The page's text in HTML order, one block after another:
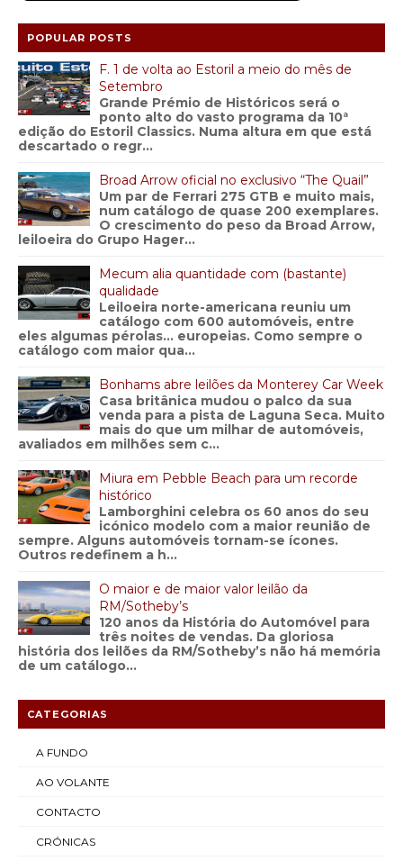
POPULAR POSTS
F. 1 de volta ao Estoril a meio do mês de
Setembro
Grande Prémio de Históricos será o
ponto alto do vasto programa da 10ª
edição do Estoril Classics. Numa altura em que está
descartado o regr...
Broad Arrow oficial no exclusivo “The Quail”
Um par de Ferrari 275 GTB e muito mais,
num catálogo de quase 200 exemplares.
O crescimento do peso da Broad Arrow,
leiloeira do Grupo Hager...
Mecum alia quantidade com (bastante)
qualidade
Leiloeira norte-americana reuniu um
catálogo com 600 automóveis, entre
eles algumas pérolas… europeias. Como sempre o
catálogo com maior qua...
Bonhams abre leilões da Monterey Car Week
Casa britânica mudou o palco da sua
venda para a pista de Laguna Seca. Muito
mais do que um milhar de automóveis,
avaliados em milhões sem c...
Miura em Pebble Beach para um recorde
histórico
Lamborghini celebra os 60 anos do seu
icónico modelo com a maior reunião de
sempre. Alguns automóveis tornam-se ícones.
Outros redefinem a h...
O maior e de maior valor leilão da
RM/Sotheby’s
120 anos da História do Automóvel para
três noites de vendas. Da gloriosa
história dos leilões da RM/Sotheby’s não há memória
de um catálogo...
CATEGORIAS
A FUNDO
AO VOLANTE
CONTACTO
CRÓNICAS